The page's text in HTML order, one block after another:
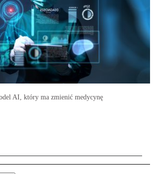
AI, który ma zmienić medycynę